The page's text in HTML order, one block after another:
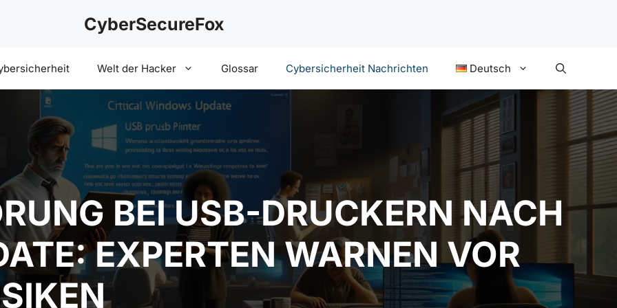
CyberSecureFox
Welt der Hacker Glossar Cybersicherheit Nachrichten Deutsch
BEI USB-DRUCKERN NACH
EXPERTEN WARNEN VOR